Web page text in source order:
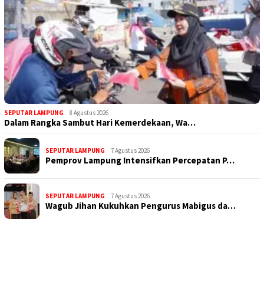
SEPUTAR LAMPUNG 8 Agustus 2026
Dalam Rangka Sambut Hari Kemerdekaan, Wa…
SEPUTAR LAMPUNG 7 Agustus 2026
Pemprov Lampung Intensifkan Percepatan P…
SEPUTAR LAMPUNG 7 Agustus 2026
Wagub Jihan Kukuhkan Pengurus Mabigus da…